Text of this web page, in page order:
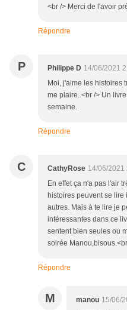
<br /> Merci de l'avoir
Répondre
P Philippe D 14/06/2021
Moi, j'aime les histoires
me plaire. <br /> Un
semaine.
Répondre
C CathyRose 14/06/2021
En effet ça n'a pas l'air
histoires peuvent se
autres. Mais à te lire je
intéressantes dans ce
sentent bien seules ou
soirée
Répondre
M manou 15/06/